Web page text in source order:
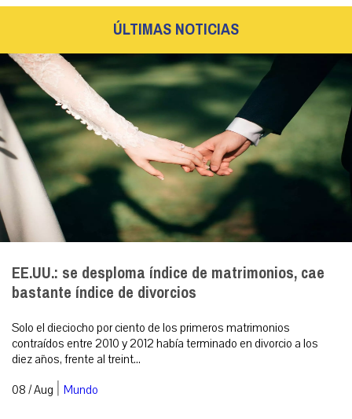
ÚLTIMAS NOTICIAS
EE.UU.: se desploma índice de matrimonios, cae
bastante índice de divorcios
Solo el dieciocho por ciento de los primeros matrimonios
contraídos entre 2010 y 2012 había terminado en divorcio a los
diez años, frente al treint...
08 / Aug | Mundo